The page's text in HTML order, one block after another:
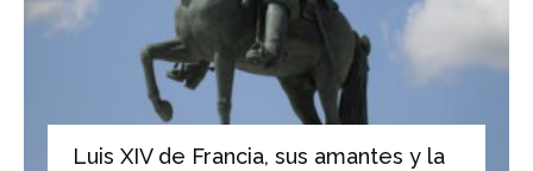
Luis XIV de Francia, sus amantes y la